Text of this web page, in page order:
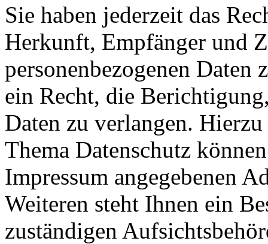
Sie haben jederzeit das
Herkunft, Empfänger und
personenbezogenen Daten
ein Recht, die
Daten zu verlangen.
Thema Datenschutz
Impressum angegebenen
Weiteren steht Ihnen ein
zuständigen